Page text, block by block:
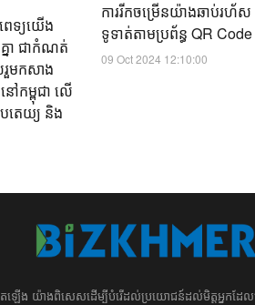
ទ្យយើង
នា ជាកំណត់
រួមកសាង
កម្ពុជា លើ
បតេយ្យ និង
ការរីកចម្រើនយ៉ាងឆាប់រហ័ស​
ទូទាត់តាមប្រព័ន្ធ QR Code
09 Oct 2024 12:10:00
កើតឡើង យ៉ាង​ពិសេស​​ដើម្បី​បំរើ​ដល់​ប្រយោជន៍​​​ដល់​មិត្ត​អ្ន